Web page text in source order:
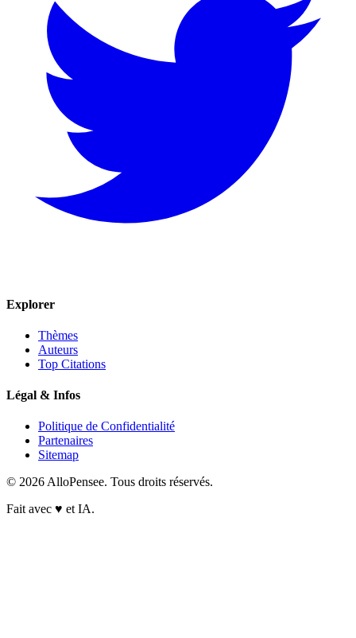
Explorer
Thèmes
Auteurs
Top Citations
Légal & Infos
Politique de Confidentialité
Partenaires
Sitemap
© 2026 AlloPensee. Tous droits réservés.
Fait avec ♥ et IA.